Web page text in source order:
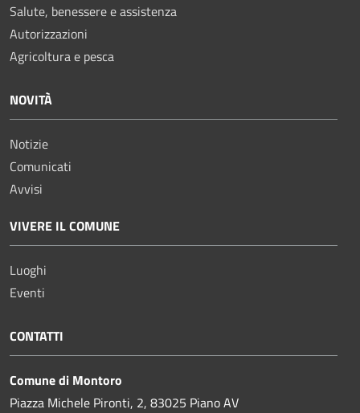
Salute, benessere e assistenza
Autorizzazioni
Agricoltura e pesca
NOVITÀ
Notizie
Comunicati
Avvisi
VIVERE IL COMUNE
Luoghi
Eventi
CONTATTI
Comune di Montoro
Piazza Michele Pironti, 2, 83025 Piano AV